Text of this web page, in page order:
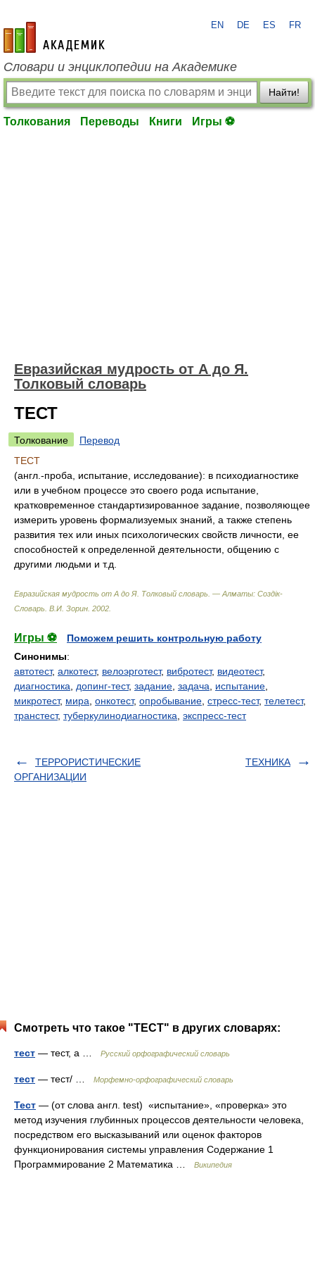
academic.ru
EN DE ES FR
Словари и энциклопедии на Академике
Найти!
Толкования Переводы Книги Игры ⚽
Евразийская мудрость от А до Я.
Толковый словарь
ТЕСТ
Толкование
Перевод
ТЕСТ
(англ.-проба, испытание, исследование): в психодиагностике
или в учебном процессе это своего рода испытание,
кратковременное стандартизированное задание, позволяющее
измерить уровень формализуемых знаний, а также степень
развития тех или иных психологических свойств личности, ее
способностей к определенной деятельности, общению с
другими людьми и т.д.
Евразийская мудрость от А до Я. Толковый словарь. — Алматы: Создiк-
Словарь В.И. Зорин 2002
Игры ⚽
Поможем решить контрольную работу
Синонимы:
автотест, алкотест, велоэрготест, вибротест, видеотест,
диагностика
допинг-тест, задание задача испытание
микротест, мира онкотест, опробывание стресс-тест, телетест,
транстест, туберкулинодиагностика экспресс-тест
ТЕРРОРИСТИЧЕСКИЕ
ОРГАНИЗАЦИИ
ТЕХНИКА
Смотреть что такое "ТЕСТ" в других словарях:
тест — тест, а … Русский орфографический словарь
тест — тест/ … Морфемно-орфографический словарь
Тест — (от слова англ. test) «испытание», «проверка» это
метод изучения глубинных процессов деятельности человека,
посредством его высказываний или оценок факторов
функционирования системы управления Содержание 1
Программирование 2 Математика …
Википедия